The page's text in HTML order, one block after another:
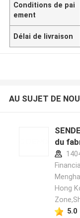
Conditions de pai
ement
Délai de livraison
AU SUJET DE
du
Hong
5.0